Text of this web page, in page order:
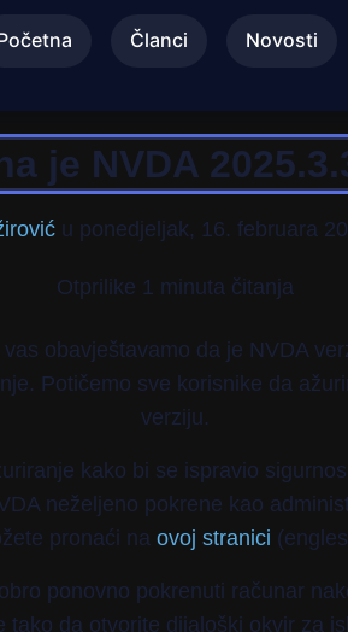
Članci Novosti
je NVDA
u ponedjeljak, 16. februara
Otprilike 1 minuta čitanja
obavještavamo da je NVDA
Potičemo sve korisnike da
verziju.
kako bi se ispravio
neželjeno pokrene kao
pronaći na ovoj stranici
ponovno pokrenuti računar
tako da otvorite dijaloški okvir za